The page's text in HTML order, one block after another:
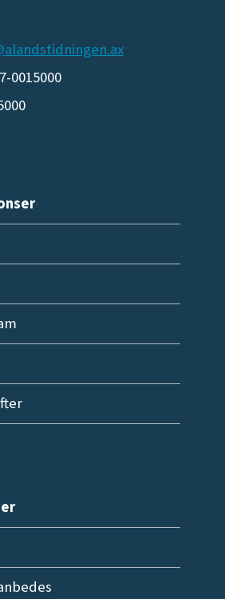
0015000